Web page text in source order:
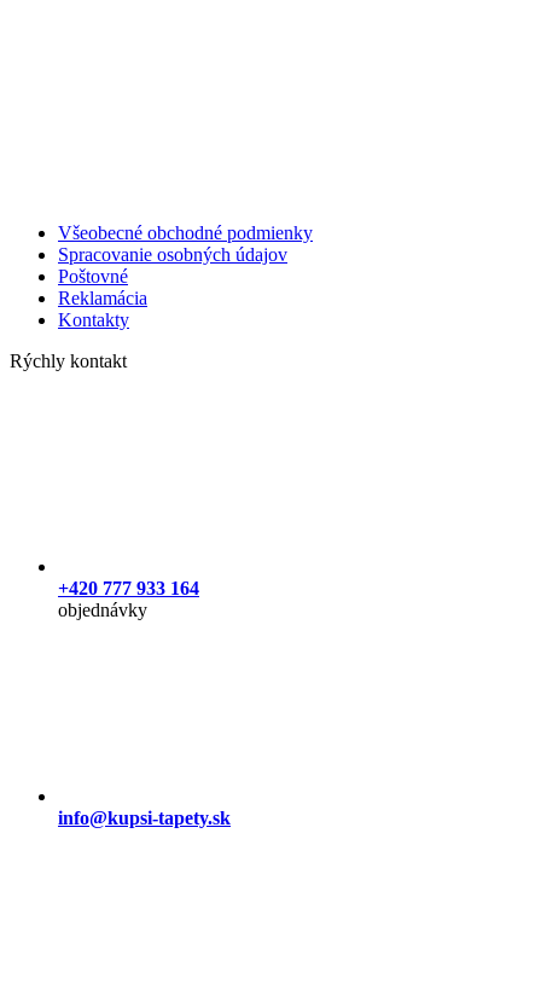
Všeobecné obchodné podmienky
Spracovanie osobných údajov
Poštovné
Reklamácia
Kontakty
Rýchly kontakt
+420 777 933 164
objednávky
info@kupsi-tapety.sk